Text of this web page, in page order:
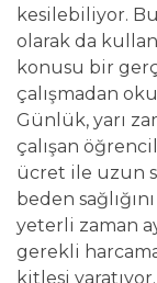
kesilebiliyor.
olarak da
konusu bir
çalışmadan
Günlük, yarı
çalışan
ücret ile uzun
beden
yeterli zaman
gerekli
kitlesi